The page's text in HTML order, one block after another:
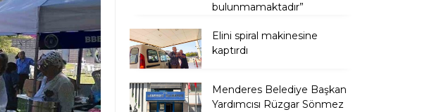
bulunmamaktadır”
Elini spiral makinesine
kaptırdı
Menderes Belediye Başkan
Yardımcısı Rüzgar Sönmez